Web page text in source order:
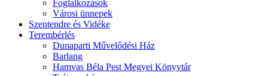
Foglalkozások
Városi ünnepek
Szentendre és Vidéke
Terembérlés
Dunaparti Művelődési Ház
Barlang
Hamvas Béla Pest Megyei Könyvtár